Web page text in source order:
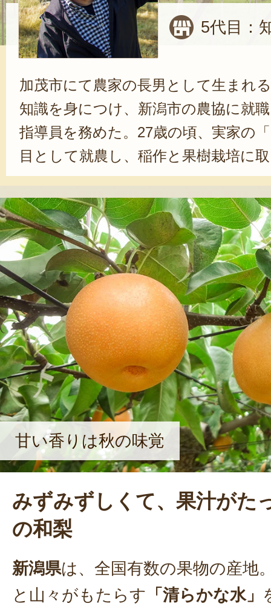
5代目：
加茂市にて農家の長男として生まれ
知識を身につけ、新潟市の農協に就
指導員を務めた。27歳の頃、実家の
目として就農し、稲作と果樹栽培に
では知野さんというお宅が多いんで
代からは自分の名前を付けて『源ち
ようにしました」と、笑顔を見せる
こともあり、肥料選びは人一倍こだ
樹齢・樹勢を見極めながら、その作
時取り入れているという。たとえば
機質肥料。「おこがましいですが、
経験もあるんです。フランス生まれ
てるなら、フランス生まれの土壌菌
ゃない？って思ったんですよね」と
に比べてより地力が高まったそうだ
は、籾殻と食品残渣をブレンドした
る。「農家は持ちつ持たれつ。栽培
も良きライバルとしてお互い切磋琢
農業を守っていきたいですね」と、
甘い香りは秋の味覚
みずみずしくて、果汁がた
の和梨
新潟県は、全国有数の果物の産地
と山々がもたらす 「清らかな水」